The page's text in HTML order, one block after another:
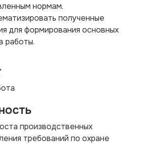
нормам.
полученные
для формирования основных
работы.
производственных
требований по охране